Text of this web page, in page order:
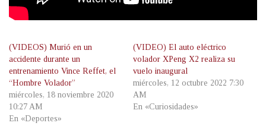
(VIDEOS) Murió en un
accidente durante un
entrenamiento Vince Reffet, el
“Hombre Volador”
miércoles, 18 noviembre 2020
10:27 AM
En «Deportes»
(VIDEO) El auto eléctrico
volador XPeng X2 realiza su
vuelo inaugural
miércoles, 12 octubre 2022 7:30
AM
En «Curiosidades»